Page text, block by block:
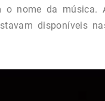
o nome da música.
disponíveis